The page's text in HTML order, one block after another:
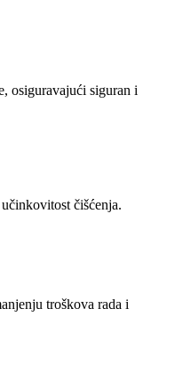
osiguravajući siguran i
čišćenja.
troškova rada i